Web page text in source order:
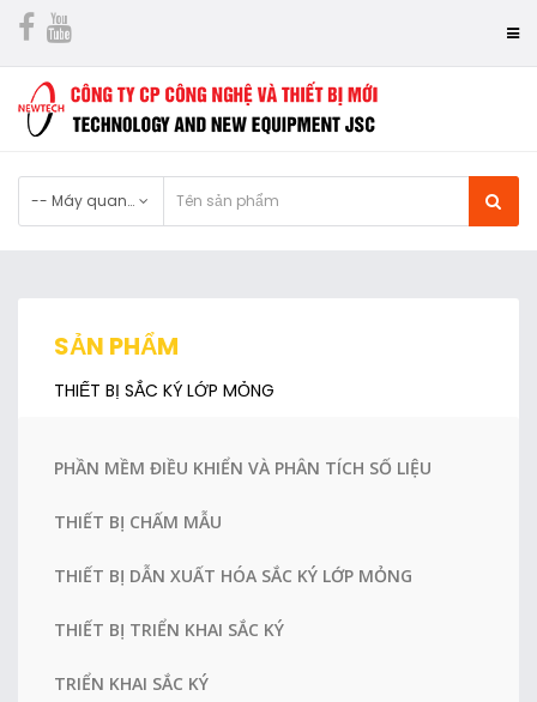
-- Máy quang phổ UV-VIS
SẢN PHẨM
THIẾT BỊ SẮC KÝ LỚP MỎNG
PHẦN MỀM ĐIỀU KHIỂN VÀ PHÂN TÍCH SỐ LIỆU
THIẾT BỊ CHẤM MẪU
THIẾT BỊ DẪN XUẤT HÓA SẮC KÝ LỚP MỎNG
THIẾT BỊ TRIỂN KHAI SẮC KÝ
TRIỂN KHAI SẮC KÝ